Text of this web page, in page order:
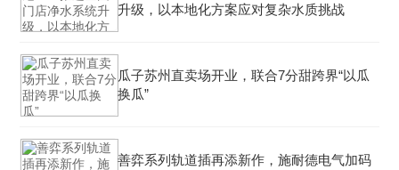
升级，以本地化方案应对复杂水质挑战
瓜子苏州直卖场开业，联合7分甜跨界“以瓜
换瓜”
善弈系列轨道插再添新作，施耐德电气加码